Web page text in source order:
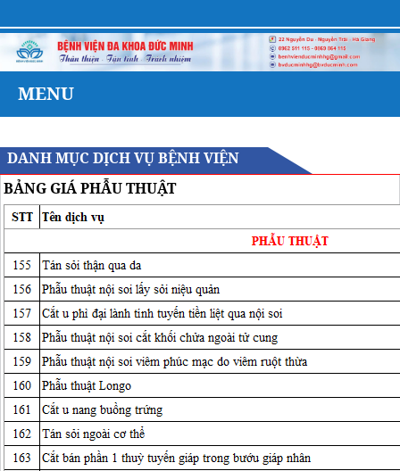
MENU
DANH MỤC DỊCH VỤ BỆNH VIỆN
BẢNG GIÁ PHẪU THUẬT